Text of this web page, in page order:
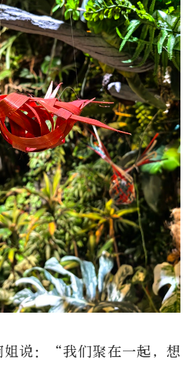
姐说：“我们聚在一起，想